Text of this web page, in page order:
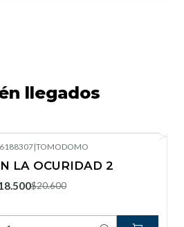
llegados
|TOMODOMO
LA OCURIDAD 2
$20.600